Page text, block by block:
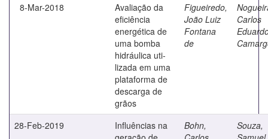
8-Mar-2018
Avaliação da
eficiência
energética de
uma bomba
hidráulica uti-
lizada em uma
plataforma de
descarga de
grãos
Figueiredo,
João Luiz
Fontana
de
Carlos
28-Feb-2019
Influências na
Bohn,
Souza,